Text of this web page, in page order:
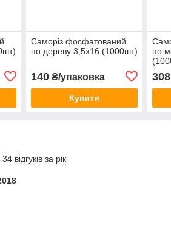
Саморіз фосфатований
по дереву 3,5х16 (1000шт)
140₴/упаковка
Купити
по
308
відгуків за рік